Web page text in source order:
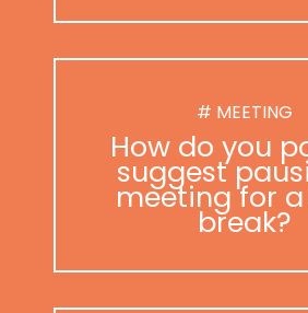
# MEETING
How do you
suggest
meeting for
break?